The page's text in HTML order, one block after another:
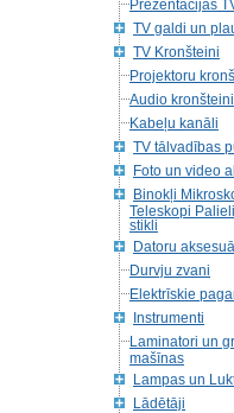
Prezentācijas
TV galdi un
TV Kronšteini
Projektoru
Audio kronšteini
Kabeļu kanāli
TV tālvadības
Foto un video
Binokļi
Teleskopi
stikli
Datoru
Durvju zvani
Elektrīskie
Instrumenti
Laminatori un
mašīnas
Lampas un
Lādētāji